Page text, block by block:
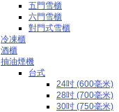
五門雪櫃
六門雪櫃
對門式雪櫃
冷凍櫃
酒櫃
抽油煙機
台式
24吋 (600毫米)
28吋 (700毫米)
30吋 (750毫米)